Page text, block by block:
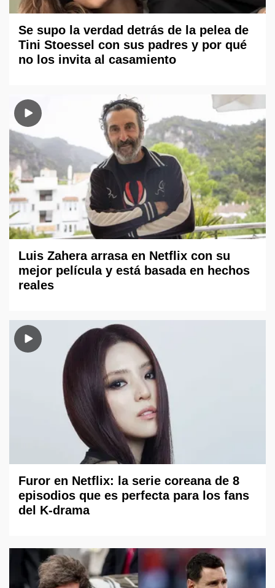
Se supo la verdad detrás de la pelea de
Tini Stoessel con sus padres y por qué
no los invita al casamiento
Luis Zahera arrasa en Netflix con su
mejor película y está basada en hechos
reales
Furor en Netflix: la serie coreana de 8
episodios que es perfecta para los fans
del K-drama